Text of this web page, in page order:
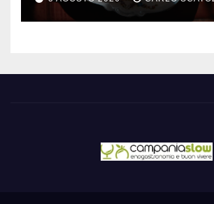
sfogliatella, in diretta
Pintauro